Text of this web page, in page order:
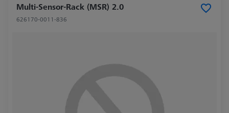
Multi-Sensor-Rack (MSR) 2.0
626170-0011-836